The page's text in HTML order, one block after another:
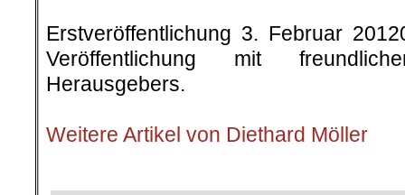
Erstveröffentlichung 3. Februar
Veröffentlichung mit
Herausgebers.
Weitere Artikel von Diethard Möller